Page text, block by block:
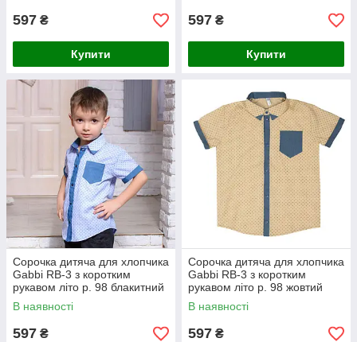
597 ₴
Купити
597 ₴
Купити
Сорочка дитяча для хлопчика
Gabbi RB-3 з коротким
рукавом літо р. 98 блакитний
В наявності
597 ₴
Сорочка дитяча для хлопчика
Gabbi RB-3 з коротким
рукавом літо р. 98 жовтий
В наявності
597 ₴